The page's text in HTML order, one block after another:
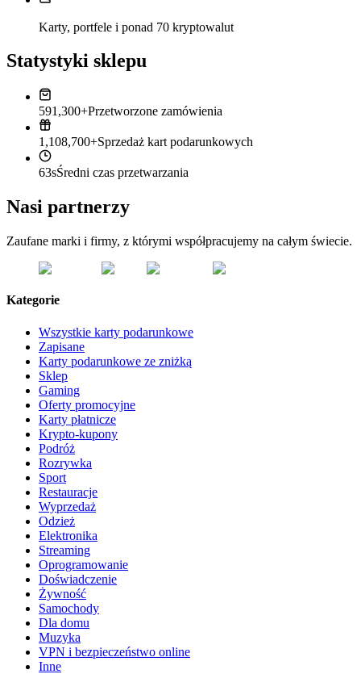
Karty, portfele i ponad 70 kryptowalut
Statystyki sklepu
591,300+Przetworzone zamówienia
1,108,700+Sprzedaż kart podarunkowych
63sŚredni czas przetwarzania
Nasi partnerzy
Zaufane marki i firmy, z którymi współpracujemy na całym świecie.
Kategorie
Wszystkie karty podarunkowe
Zapisane
Karty podarunkowe ze zniżką
Sklep
Gaming
Oferty promocyjne
Karty płatnicze
Krypto-kupony
Podróż
Rozrywka
Sport
Restauracje
Wyprzedaż
Odzież
Elektronika
Streaming
Oprogramowanie
Doświadczenie
Żywność
Samochody
Dla domu
Muzyka
VPN i bezpieczeństwo online
Inne